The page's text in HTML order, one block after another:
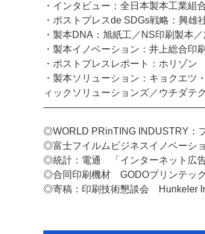
・インタビュー：全日本製本工業
・ポストプレスde SDGs戦略：興
・製本DNA：旭紙工／NS印刷製本
・製本イノベーション：井上総合
・ポストプレスレポート：ホリゾ
・製本ソリューション：キョクエ
ィックソリューションズ／ウチダテ
◎WORLD PRinTING INDUSTRY：
◎富士フイルムビジネスイノベーシ
◎統計：電通 「インターネット広告
◎合同印刷機材 GODOプリンテッ
◎寄稿：印刷技術懇談会 Hunkeler